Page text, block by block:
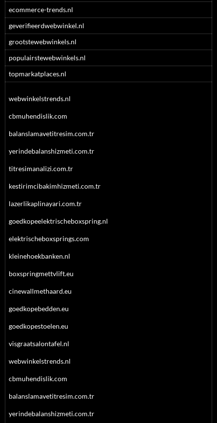
ecommerce-trends.nl
geverifieerdwebwinkel.nl
grootstewebwinkels.nl
populairstewebwinkels.nl
topmarkatplaces.nl
webwinkelstrends.nl
cbmuhendislik.com
balanslamavetitresim.com.tr
yerindebalanshizmeti.com.tr
titresimanalizi.com.tr
kestirimcibakimhizmeti.com.tr
lazerlikaplinayari.com.tr
goedkopeelektrischeboxspring.nl
elektrischeboxsprings.com
kleinehoekbanken.nl
boxspringmettvlift.eu
cinewallmethaard.eu
goedkopebedden.eu
goedkopestoelen.eu
visgraatsalontafel.nl
webwinkelstrends.nl
cbmuhendislik.com
balanslamavetitresim.com.tr
yerindebalanshizmeti.com.tr